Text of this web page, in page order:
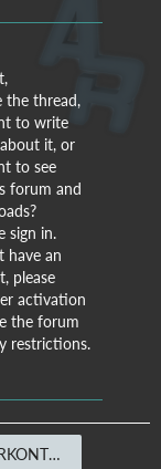
the thread,
to write
it, or
to see
forum and
sign in.
have an
please
activation
the forum
restrictions.
BENUTZERKONTO ERSTELLEN